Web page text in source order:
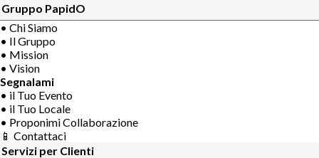
Gruppo PapidO
• Chi Siamo
• Il Gruppo
• Mission
• Vision
Segnalami
• il Tuo Evento
• il Tuo Locale
• Proponimi Collaborazione
📱 Contattaci
Servizi per Clienti